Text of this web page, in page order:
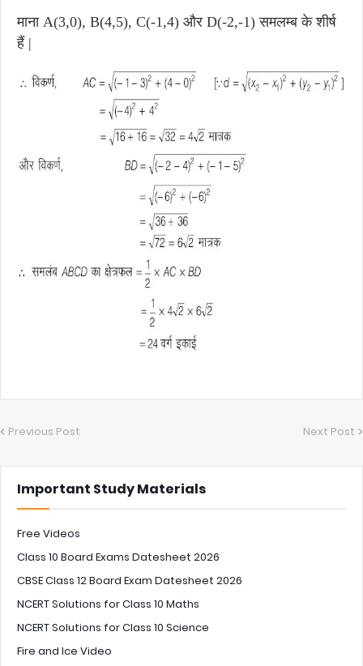
माना A(3,0), B(4,5), C(-1,4) और D(-2,-1) समलम्ब के शीर्ष
हैं |
Previous Post Next Post
Important Study Materials
Free Videos
Class 10 Board Exams Datesheet 2026
CBSE Class 12 Board Exam Datesheet 2026
NCERT Solutions for Class 10 Maths
NCERT Solutions for Class 10 Science
Fire and Ice Video